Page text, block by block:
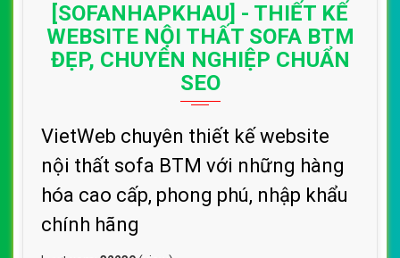
[SOFANHAPKHAU] - THIẾT KẾ
WEBSITE NỘI THẤT SOFA BTM
ĐẸP, CHUYÊN NGHIỆP CHUẨN
SEO
VietWeb chuyên thiết kế website
nội thất sofa BTM với những hàng
hóa cao cấp, phong phú, nhập khẩu
chính hãng